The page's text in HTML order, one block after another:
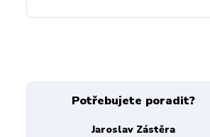
Potřebujete poradit?
Jaroslav Zástěra